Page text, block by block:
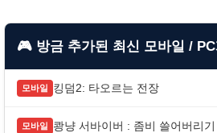
🎮 방금 추가된 최신 모바일 /
모바일 킹덤2: 타오르는 전장
모바일 쾅냥 서바이버 : 좀비 쓸어버리기